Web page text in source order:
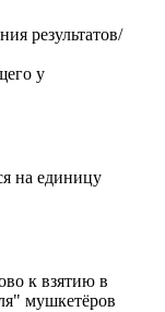
результатов/
у
на единицу
к взятию в
мушкетёров